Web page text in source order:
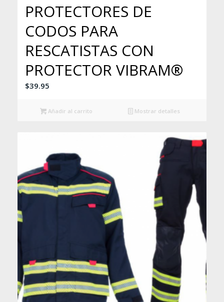
PROTECTORES DE
CODOS PARA
RESCATISTAS CON
PROTECTOR VIBRAM®
$39.95
Añadir al carrito Mostrar detalles